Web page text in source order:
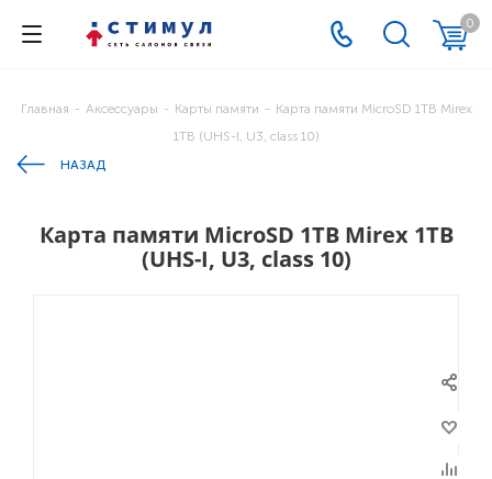
0
Главная - Аксессуары - Карты памяти - Карта памяти MicroSD 1TB Mirex
1TB (UHS-I, U3, class 10)
НАЗАД
Карта памяти MicroSD 1TB Mirex 1TB
(UHS-I, U3, class 10)